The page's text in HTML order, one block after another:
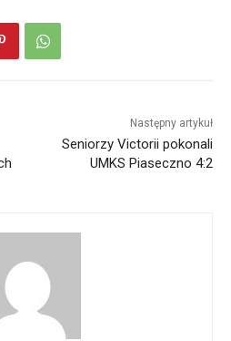
Następny artykuł
Seniorzy Victorii pokonali
UMKS Piaseczno 4:2